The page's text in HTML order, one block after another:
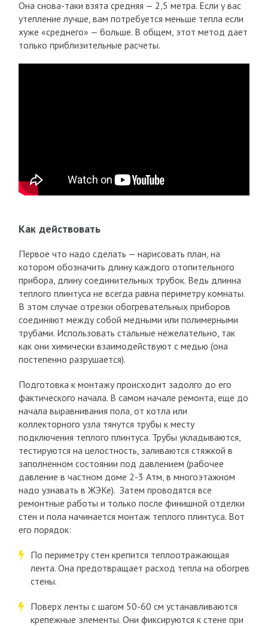
Она снова-таки взята средняя — 2,5 метра. Если у вас
утепление лучше, вам потребуется меньше тепла если
хуже «среднего» — больше. В общем, этот метод дает
только приблизительные расчеты.
Как действовать
Первое что надо сделать — нарисовать план, на
котором обозначить длину каждого отопительного
прибора, длину соединительных трубок. Ведь длинна
теплого плинтуса не всегда равна периметру комнаты.
В этом случае отрезки обогревательных приборов
соединяют между собой медными или полимерными
трубами. Использовать стальные нежелательно, так
как они химически взаимодействуют с медью (она
постепенно разрушается).
Подготовка к монтажу происходит задолго до его
фактического начала. В самом начале ремонта, еще до
начала выравнивания пола, от котла или
коллекторного узла тянутся трубы к месту
подключения теплого плинтуса. Трубы укладываются,
тестируются на целостность, заливаются стяжкой в
заполненном состоянии под давлением (рабочее
давление в частном доме 2-3 Атм, в многоэтажном
надо узнавать в ЖЭКе). Затем проводятся все
ремонтные работы и только после финишной отделки
стен и пола начинается монтаж теплого плинтуса. Вот
его порядок:
По периметру стен крепится теплоотражающая
лента. Она предотвращает расход тепла на обогрев
стены.
Поверх ленты с шагом 50-60 см устанавливаются
крепежные элементы. Они фиксируются к стене при